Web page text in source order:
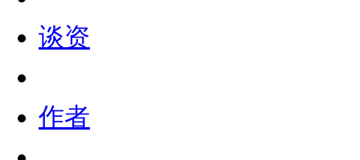
谈资
作者